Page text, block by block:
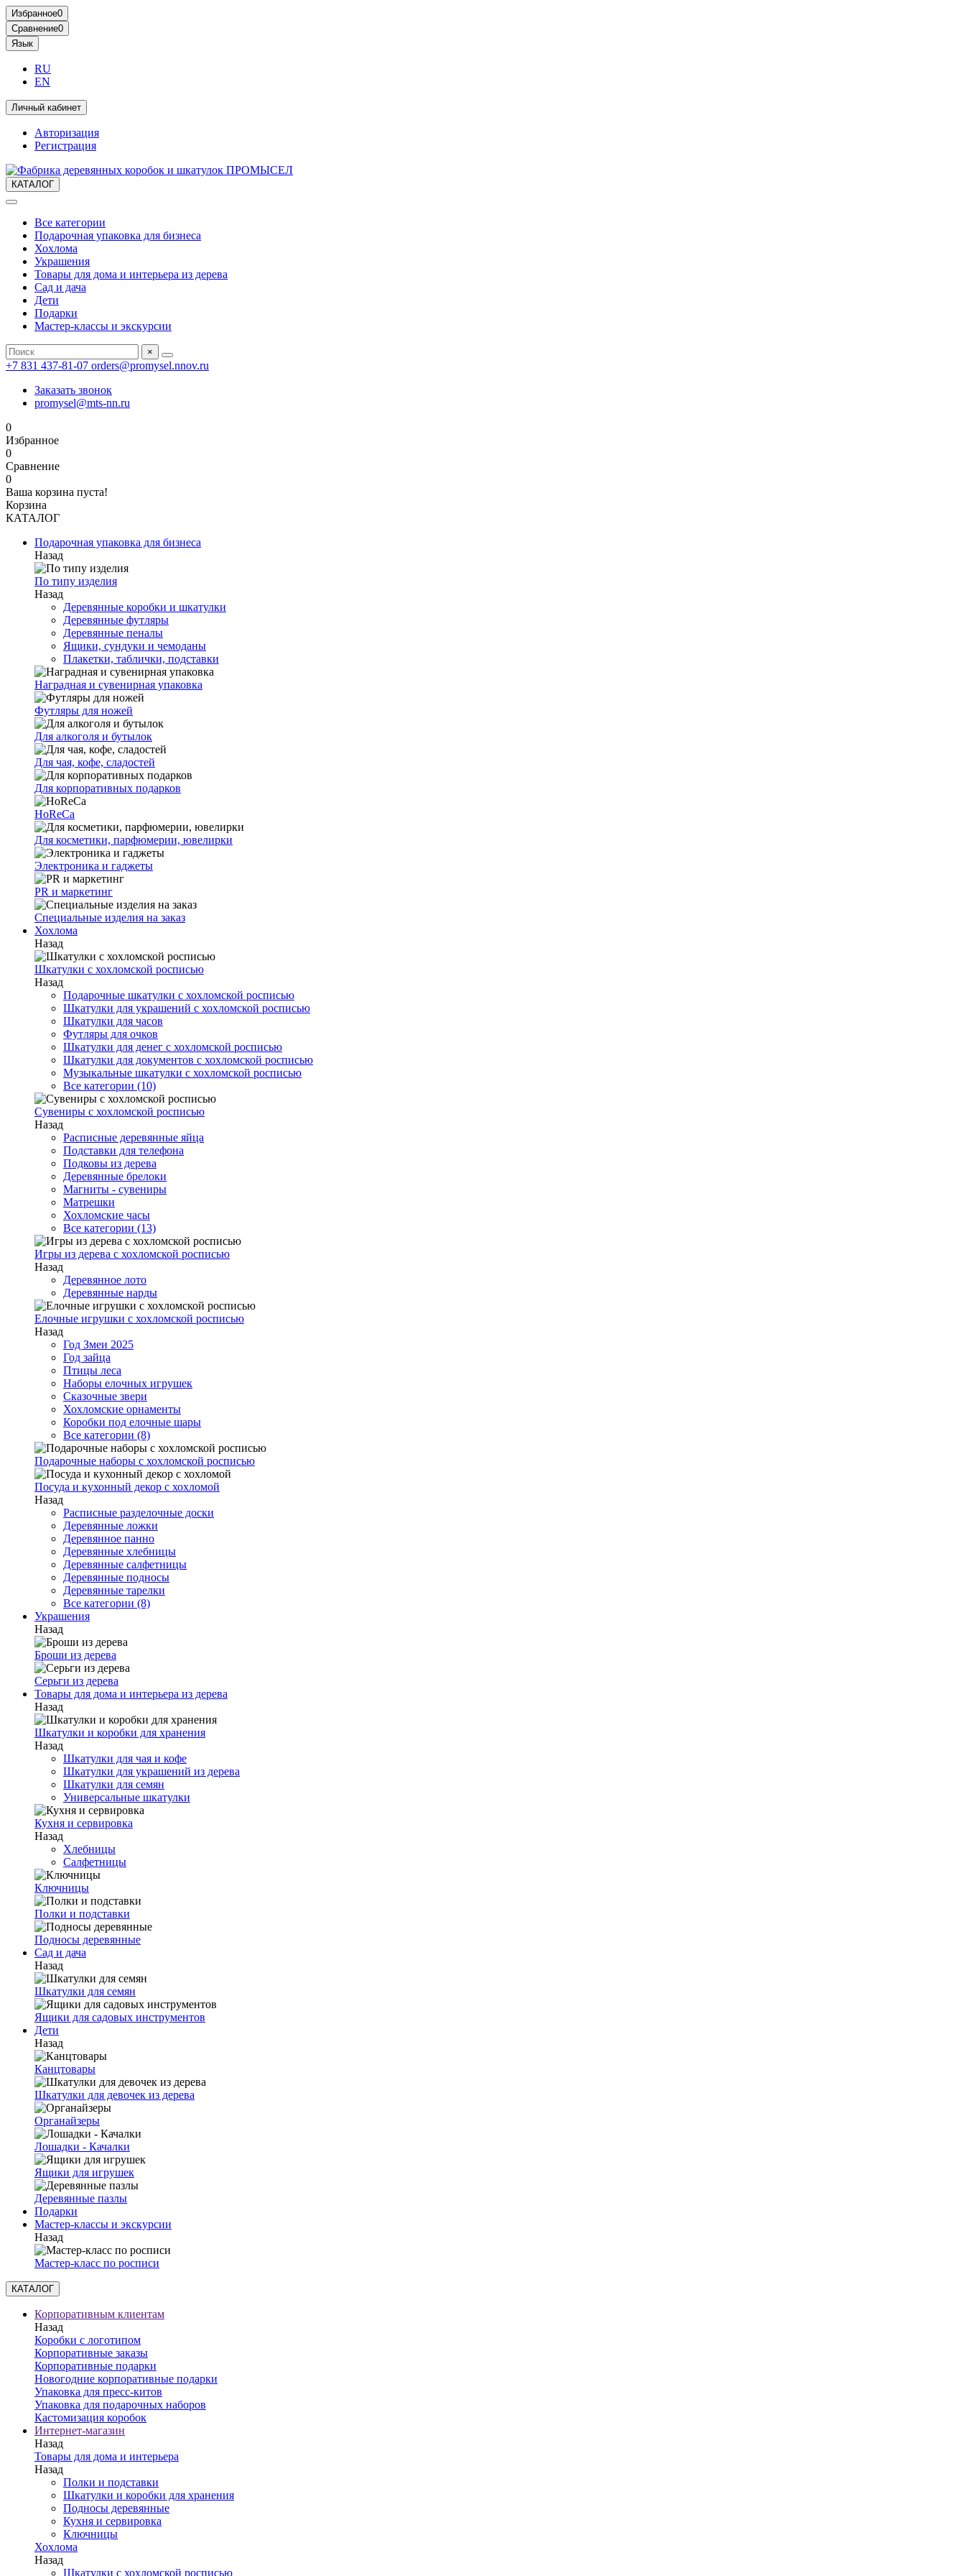
Избранное0
Сравнение0
Язык
RU
EN
Личный кабинет
Авторизация
Регистрация
КАТАЛОГ
Все категории
Подарочная упаковка для бизнеса
Хохлома
Украшения
Товары для дома и интерьера из дерева
Сад и дача
Дети
Подарки
Мастер-классы и экскурсии
×
+7 831 437-81-07 orders@promysel.nnov.ru
Заказать звонок
promysel@mts-nn.ru
0
Избранное
0
Сравнение
0
Ваша корзина пуста!
Корзина
КАТАЛОГ
Подарочная упаковка для бизнеса
Назад
По типу изделия
Назад
Деревянные коробки и шкатулки
Деревянные футляры
Деревянные пеналы
Ящики, сундуки и чемоданы
Плакетки, таблички, подставки
Наградная и сувенирная упаковка
Футляры для ножей
Для алкоголя и бутылок
Для чая, кофе, сладостей
Для корпоративных подарков
HoReCa
Для косметики, парфюмерии, ювелирки
Электроника и гаджеты
PR и маркетинг
Специальные изделия на заказ
Хохлома
Назад
Шкатулки с хохломской росписью
Назад
Подарочные шкатулки с хохломской росписью
Шкатулки для украшений с хохломской росписью
Шкатулки для часов
Футляры для очков
Шкатулки для денег с хохломской росписью
Шкатулки для документов с хохломской росписью
Музыкальные шкатулки с хохломской росписью
Все категории (10)
Сувениры с хохломской росписью
Назад
Расписные деревянные яйца
Подставки для телефона
Подковы из дерева
Деревянные брелоки
Магниты - сувениры
Матрешки
Хохломские часы
Все категории (13)
Игры из дерева с хохломской росписью
Назад
Деревянное лото
Деревянные нарды
Елочные игрушки с хохломской росписью
Назад
Год Змеи 2025
Год зайца
Птицы леса
Наборы елочных игрушек
Сказочные звери
Хохломские орнаменты
Коробки под елочные шары
Все категории (8)
Подарочные наборы с хохломской росписью
Посуда и кухонный декор с хохломой
Назад
Расписные разделочные доски
Деревянные ложки
Деревянное панно
Деревянные хлебницы
Деревянные салфетницы
Деревянные подносы
Деревянные тарелки
Все категории (8)
Украшения
Назад
Броши из дерева
Серьги из дерева
Товары для дома и интерьера из дерева
Назад
Шкатулки и коробки для хранения
Назад
Шкатулки для чая и кофе
Шкатулки для украшений из дерева
Шкатулки для семян
Универсальные шкатулки
Кухня и сервировка
Назад
Хлебницы
Салфетницы
Ключницы
Полки и подставки
Подносы деревянные
Сад и дача
Назад
Шкатулки для семян
Ящики для садовых инструментов
Дети
Назад
Канцтовары
Шкатулки для девочек из дерева
Органайзеры
Лошадки - Качалки
Ящики для игрушек
Деревянные пазлы
Подарки
Мастер-классы и экскурсии
Назад
Мастер-класс по росписи
КАТАЛОГ
Корпоративным клиентам
Назад
Коробки с логотипом
Корпоративные заказы
Корпоративные подарки
Новогодние корпоративные подарки
Упаковка для пресс-китов
Упаковка для подарочных наборов
Кастомизация коробок
Интернет-магазин
Назад
Товары для дома и интерьера
Назад
Полки и подставки
Шкатулки и коробки для хранения
Подносы деревянные
Кухня и сервировка
Ключницы
Хохлома
Назад
Шкатулки с хохломской росписью